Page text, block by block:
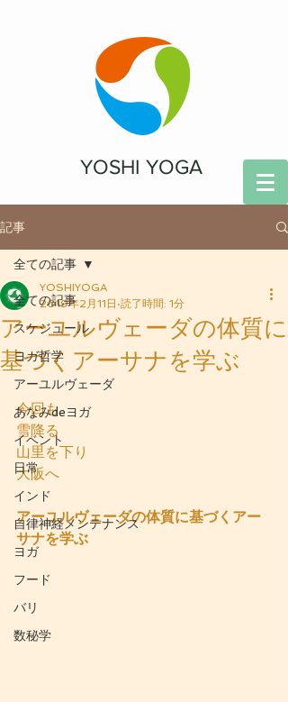
YOSHI YOGA
記事
全ての記事
スケジュール
ヨガ哲学
アーユルヴェーダ
あなみdeヨガ
イベント
日常
インド
自律神経メンテナンス
ヨガ
フード
バリ
数秘学
全ての記事
アーユルヴェーダの体質に
基づくアーサナを学ぶ
YOSHIYOGA
2019年2月11日 読了時間: 1分
今回も
雪降る
山里を下り
大阪へ
アーユルヴェーダの体質に基づくアー
サナを学ぶ